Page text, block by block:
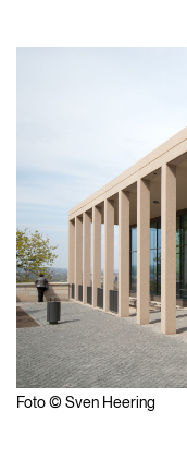
Foto © Sven Heering